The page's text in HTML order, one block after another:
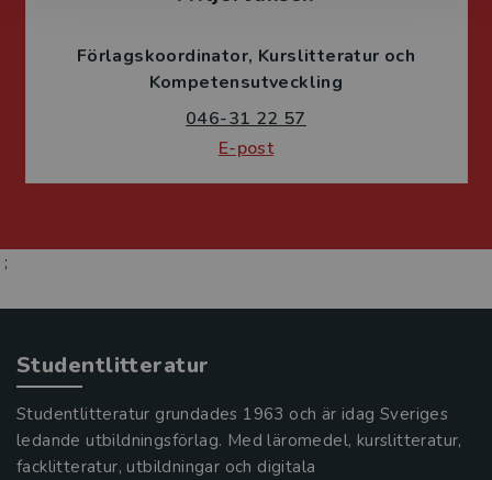
Förlagskoordinator Kurslitteratur och
Kompetensutveckling
046-31 22 57
E-post
;
Studentlitteratur
Studentlitteratur grundades 1963 och är idag Sveriges
ledande utbildningsförlag. Med läromedel, kurslitteratur,
facklitteratur, utbildningar och digitala